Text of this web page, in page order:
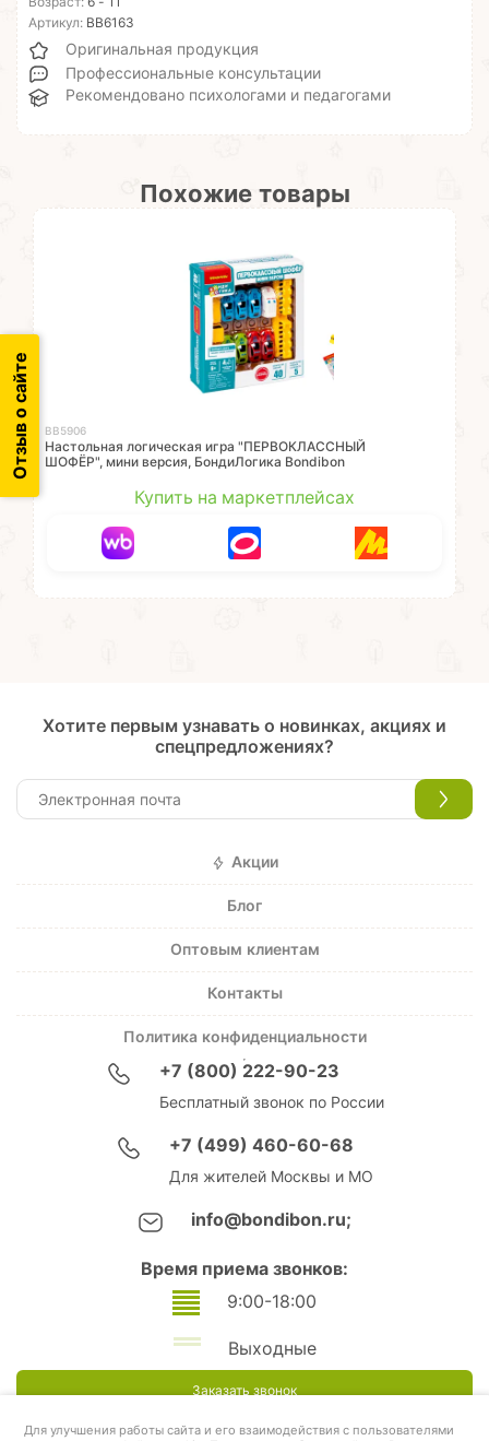
Артикул: ВВ6163
Оригинальная продукция
Профессиональные консультации
Рекомендовано психологами и педагогами
Похожие товары
ВВ5906
Настольная логическая игра "ПЕРВОКЛАССНЫЙ
ШОФЁР", мини версия, БондиЛогика Bondibon
Купить на маркетплейсах
Отзыв о сайте
Хотите первым узнавать о новинках, акциях и
спецпредложениях?
Акции
Блог
Оптовым клиентам
Контакты
Политика конфиденциальности
+7 (800) 222-90-23
Бесплатный звонок по России
+7 (499) 460-60-68
Для жителей Москвы и МО
info@bondibon.ru;
Время приема звонков:
9:00-18:00
Выходные
Заказать звонок
Для улучшения работы сайта и его взаимодействия с пользователями